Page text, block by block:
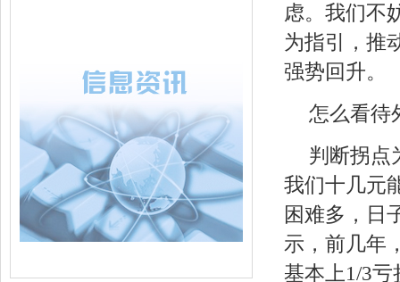
虑。我们不
为指引，推
强势回升。
怎么看待
判断拐点
我们十几元
困难多，日
示，前几年
基本上1/3